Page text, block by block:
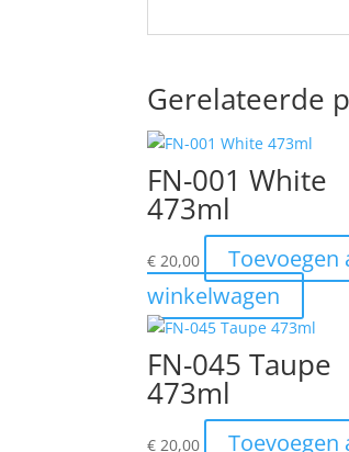
Gerelateerde
FN-001 White
473ml
€ 20,00
Toevoegen
winkelwagen
FN-045 Taupe
473ml
€ 20,00 Toevoegen